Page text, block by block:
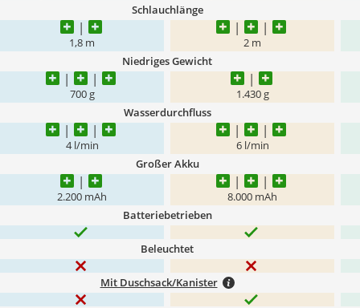
Schlauchlänge
1,8 m 2 m
Niedriges Gewicht
700 g 1.430 g
Wasserdurchfluss
4 l/min 6 l/min
Großer Akku
2.200 mAh 8.000 mAh
Batteriebetrieben
Beleuchtet
Mit Duschsack/Kanister